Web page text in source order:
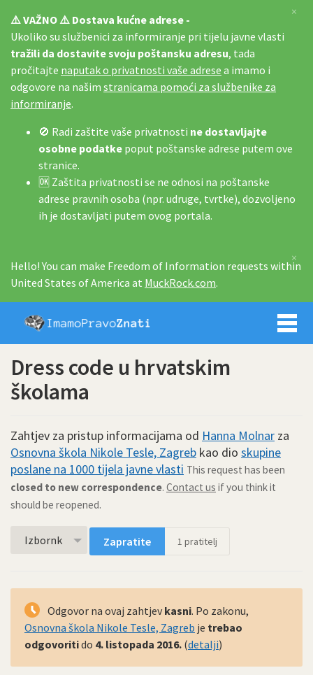
⚠️ VAŽNO ⚠️ Dostava kućne adrese -
Ukoliko su službenici za informiranje pri tijelu javne vlasti
tražili da dostavite svoju poštansku adresu, tada
pročitajte naputak o privatnosti vaše adrese a imamo i
odgovore na našim stranicama pomoći za službenike za
informiranje.
🚫 Radi zaštite vaše privatnosti ne dostavljajte
osobne podatke poput poštanske adrese putem ove
stranice.
🆗 Zaštita privatnosti se ne odnosi na poštanske
adrese pravnih osoba (npr. udruge, tvrtke), dozvoljeno
ih je dostavljati putem ovog portala.
×
Hello! You can make Freedom of Information requests within
United States of America at MuckRock.com.
×
Imamo
Dress code u hrvatskim
školama
Zahtjev za pristup informacijama od Hanna Molnar za
Osnovna škola Nikole Tesle, Zagreb kao dio skupine
poslane na 1000 tijela javne vlasti This request has been
closed to new correspondence. Contact us if you think it
should be reopened.
Izbornk Zapratite 1 pratitelj
Odgovor na ovaj zahtjev kasni. Po zakonu,
Osnovna škola Nikole Tesle, Zagreb je trebao
odgovoritido 4. listopada 2016. (detalji)